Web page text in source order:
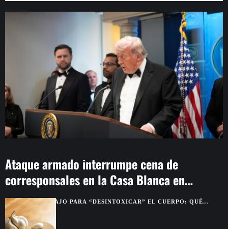
Ataque armado interrumpe cena de
corresponsales en la Casa Blanca en
WashingtonAJO PARA “DESINTOXICAR” EL CUERPO: QUÉ